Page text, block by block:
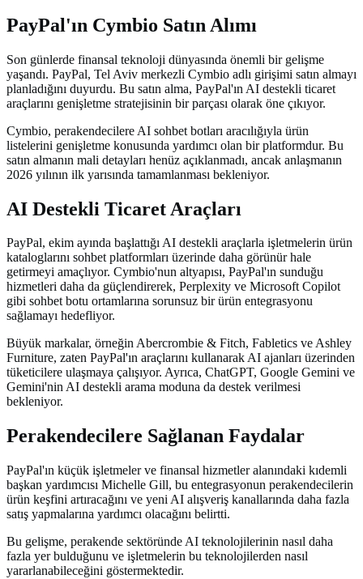
PayPal'ın Cymbio Satın Alımı
Son günlerde finansal teknoloji dünyasında önemli bir gelişme
yaşandı. PayPal, Tel Aviv merkezli Cymbio adlı girişimi satın almayı
planladığını duyurdu. Bu satın alma, PayPal'ın AI destekli ticaret
araçlarını genişletme stratejisinin bir parçası olarak öne çıkıyor.
Cymbio, perakendecilere AI sohbet botları aracılığıyla ürün
listelerini genişletme konusunda yardımcı olan bir platformdur. Bu
satın almanın mali detayları henüz açıklanmadı, ancak anlaşmanın
2026 yılının ilk yarısında tamamlanması bekleniyor.
AI Destekli Ticaret Araçları
PayPal, ekim ayında başlattığı AI destekli araçlarla işletmelerin ürün
kataloglarını sohbet platformları üzerinde daha görünür hale
getirmeyi amaçlıyor. Cymbio'nun altyapısı, PayPal'ın sunduğu
hizmetleri daha da güçlendirerek, Perplexity ve Microsoft Copilot
gibi sohbet botu ortamlarına sorunsuz bir ürün entegrasyonu
sağlamayı hedefliyor.
Büyük markalar, örneğin Abercrombie & Fitch, Fabletics ve Ashley
Furniture, zaten PayPal'ın araçlarını kullanarak AI ajanları üzerinden
tüketicilere ulaşmaya çalışıyor. Ayrıca, ChatGPT, Google Gemini ve
Gemini'nin AI destekli arama moduna da destek verilmesi
bekleniyor.
Perakendecilere Sağlanan Faydalar
PayPal'ın küçük işletmeler ve finansal hizmetler alanındaki kıdemli
başkan yardımcısı Michelle Gill, bu entegrasyonun perakendecilerin
ürün keşfini artıracağını ve yeni AI alışveriş kanallarında daha fazla
satış yapmalarına yardımcı olacağını belirtti.
Bu gelişme, perakende sektöründe AI teknolojilerinin nasıl daha
fazla yer bulduğunu ve işletmelerin bu teknolojilerden nasıl
yararlanabileceğini göstermektedir.